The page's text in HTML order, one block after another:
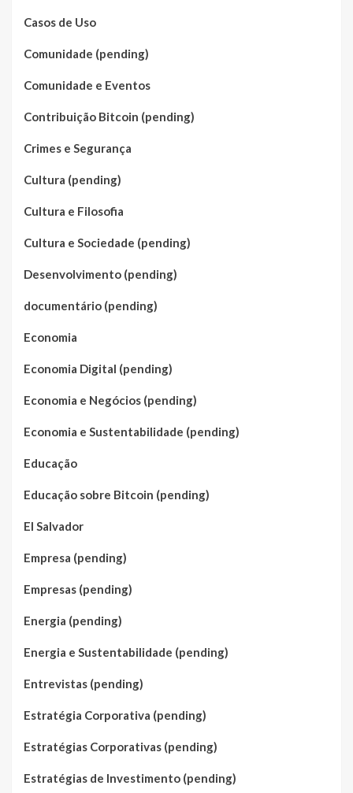
Casos de Uso
Comunidade (pending)
Comunidade e Eventos
Contribuição Bitcoin (pending)
Crimes e Segurança
Cultura (pending)
Cultura e Filosofia
Cultura e Sociedade (pending)
Desenvolvimento (pending)
documentário (pending)
Economia
Economia Digital (pending)
Economia e Negócios (pending)
Economia e Sustentabilidade (pending)
Educação
Educação sobre Bitcoin (pending)
El Salvador
Empresa (pending)
Empresas (pending)
Energia (pending)
Energia e Sustentabilidade (pending)
Entrevistas (pending)
Estratégia Corporativa (pending)
Estratégias Corporativas (pending)
Estratégias de Investimento (pending)